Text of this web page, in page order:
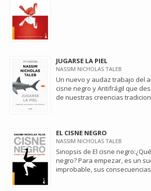
JUGARSE LA PIEL
NASSIM NICHOLAS TALEB
Un nuevo y audaz trabajo del
cisne negro y Antifrágil que
de nuestras creencias
EL CISNE NEGRO
NASSIM NICHOLAS TALEB
Sinopsis de El cisne
negro? Para empezar, es un
improbable, sus